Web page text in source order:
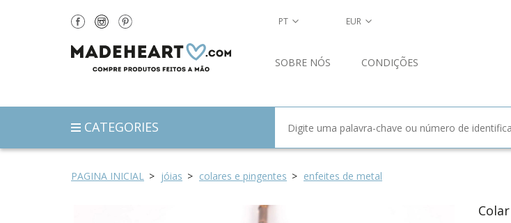
PAGINA INICIAL jóias colares e pingentes enfeites de metal
PT EUR
SOBRE NÓS CONDIÇÕES
CATEGORIES